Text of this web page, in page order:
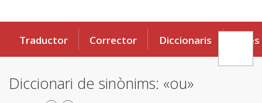
Traductor Corrector Diccionaris Eines
Diccionari de sinònims: «ou»